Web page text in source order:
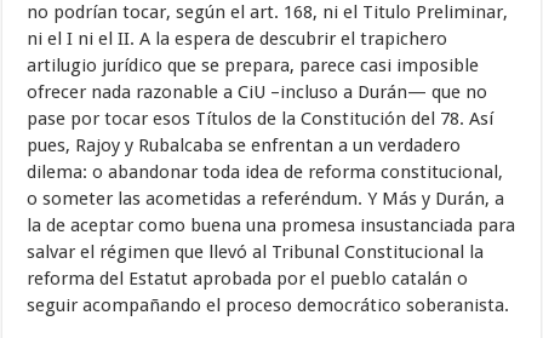
no podrían tocar, según el art. 168, ni el Titulo Preliminar,
ni el I ni el II. A la espera de descubrir el trapichero
artilugio jurídico que se prepara, parece casi imposible
ofrecer nada razonable a CiU –incluso a Durán— que no
pase por tocar esos Títulos de la Constitución del 78. Así
pues, Rajoy y Rubalcaba se enfrentan a un verdadero
dilema: o abandonar toda idea de reforma constitucional,
o someter las acometidas a referéndum. Y Más y Durán, a
la de aceptar como buena una promesa insustanciada para
salvar el régimen que llevó al Tribunal Constitucional la
reforma del Estatut aprobada por el pueblo catalán o
seguir acompañando el proceso democrático soberanista.